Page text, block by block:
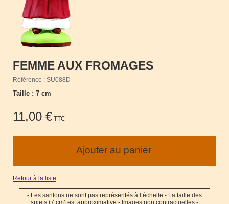
FEMME AUX FROMAGES
Référence : SU088D
Taille : 7 cm
11,00 € TTC
Retour à la liste
- Les santons ne sont pas représentés à l’échelle - La taille des
sujets (7 cm) est approximative - Images non contractuelles -